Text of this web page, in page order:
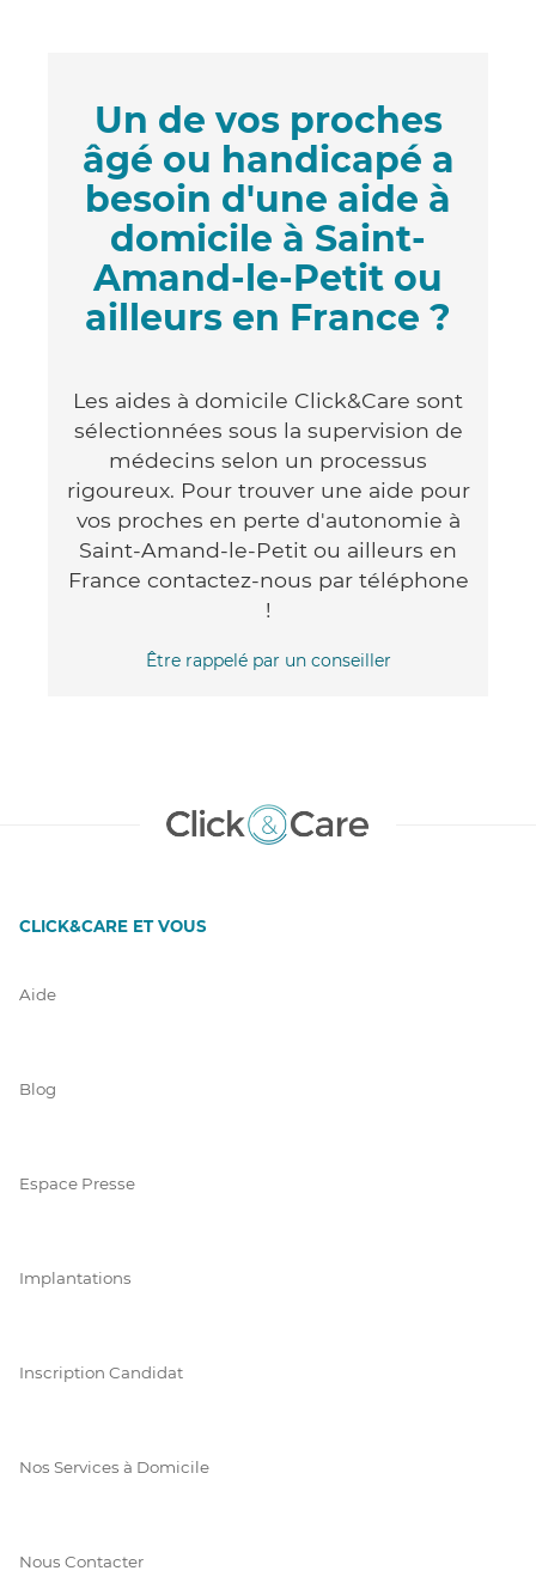
Un de vos proches
âgé ou handicapé a
besoin d'une aide à
domicile à Saint-
Amand-le-Petit ou
ailleurs en France ?
Les aides à domicile Click&Care sont
sélectionnées sous la supervision de
médecins selon un processus
rigoureux. Pour trouver une aide pour
vos proches en perte d'autonomie à
Saint-Amand-le-Petit ou ailleurs en
France contactez-nous par téléphone
!
Être rappelé par un conseiller
CLICK&CARE ET VOUS
Aide
Blog
Espace Presse
Implantations
Inscription Candidat
Nos Services à Domicile
Nous Contacter